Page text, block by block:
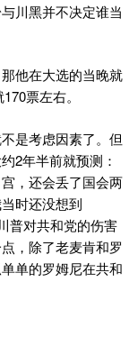
川黑并不决定谁当
他在大选的当晚就
票左右。
是考虑因素了。但
2年半前就预测：
，还会丢了国会两
时还没想到
普对共和党的伤害
，除了老麦肯和罗
单的罗姆尼在共和